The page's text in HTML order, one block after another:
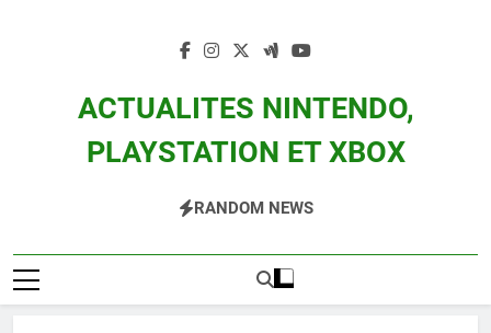
ACTUALITES NINTENDO,
PLAYSTATION ET XBOX
Zelda, Splatoon, Pokemon Entre Autres
RANDOM NEWS